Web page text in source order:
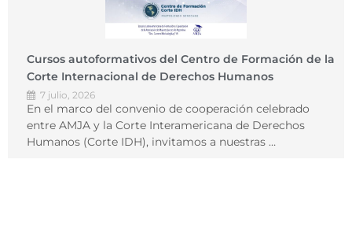
Cursos autoformativos del Centro de Formación de la
Corte Internacional de Derechos Humanos
7 julio, 2026
En el marco del convenio de cooperación celebrado
entre AMJA y la Corte Interamericana de Derechos
Humanos (Corte IDH), invitamos a nuestras …